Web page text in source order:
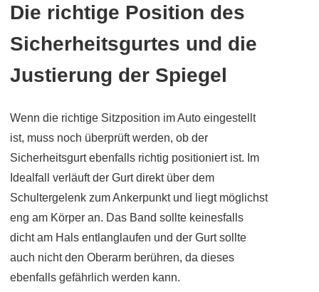
Die richtige Position des
Sicherheitsgurtes und die
Justierung der Spiegel
Wenn die richtige Sitzposition im Auto eingestellt
ist, muss noch überprüft werden, ob der
Sicherheitsgurt ebenfalls richtig positioniert ist. Im
Idealfall verläuft der Gurt direkt über dem
Schultergelenk zum Ankerpunkt und liegt möglichst
eng am Körper an. Das Band sollte keinesfalls
dicht am Hals entlanglaufen und der Gurt sollte
auch nicht den Oberarm berühren, da dieses
ebenfalls gefährlich werden kann.